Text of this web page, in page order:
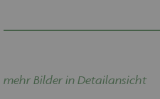
mehr Bilder in Detailansicht